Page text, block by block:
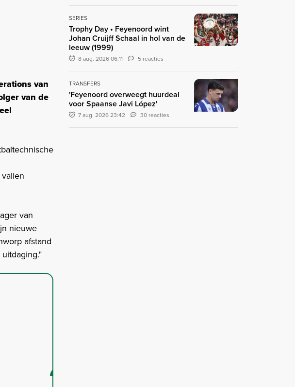
van
van de
van
nieuwe
afstand
SERIES
Trophy Day • Feyenoord wint
Johan Cruijff Schaal in hol van de
leeuw (1999)
8 aug. 2026 06:11 5 reacties
TRANSFERS
'Feyenoord overweegt huurdeal
voor Spaanse Javi López'
7 aug. 2026 23:42 30 reacties